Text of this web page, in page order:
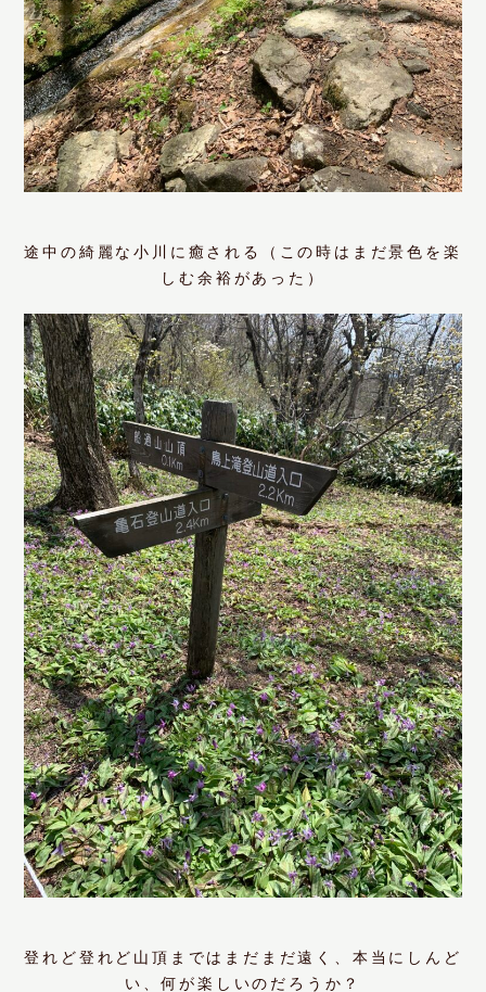
途中の綺麗な小川に癒される（この時はまだ景色を楽
しむ余裕があった）
登れど登れど山頂まではまだまだ遠く、本当にしんど
い、何が楽しいのだろうか？